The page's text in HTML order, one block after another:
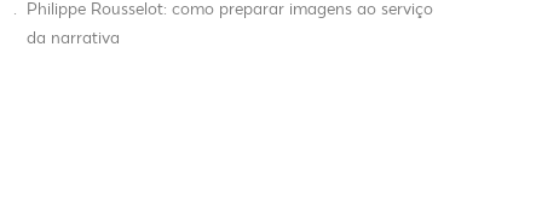
.
Philippe Rousselot: como preparar imagens ao serviço
da narrativa